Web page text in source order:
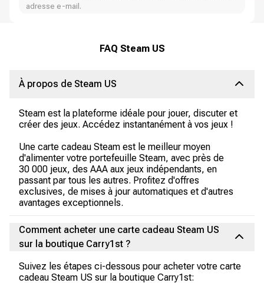
adresse e-mail.
FAQ Steam US
À propos de Steam US
Steam est la plateforme idéale pour jouer, discuter et
créer des jeux. Accédez instantanément à vos jeux !
Une carte cadeau Steam est le meilleur moyen
d'alimenter votre portefeuille Steam, avec près de
30 000 jeux, des AAA aux jeux indépendants, en
passant par tous les autres. Profitez d'offres
exclusives, de mises à jour automatiques et d'autres
avantages exceptionnels.
Comment acheter une carte cadeau Steam US
sur la boutique Carry1st ?
Suivez les étapes ci-dessous pour acheter votre carte
cadeau Steam US sur la boutique Carry1st: